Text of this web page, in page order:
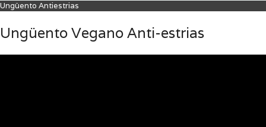
Ungüento Antiestrias
Ungüento Vegano Anti-estrias